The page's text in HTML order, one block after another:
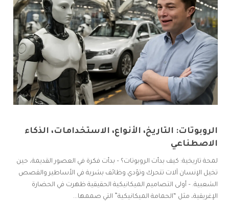
الروبوتات: التاريخ، الأنواع، الاستخدامات، الذكاء
الاصطناعي
لمحة تاريخية: كيف بدأت الروبوتات؟ – بدأت فكرة في العصور القديمة، حين
تخيل الإنسان آلات تتحرك وتؤدي وظائف بشرية في الأساطير والقصص
الشعبية. – أولى التصاميم الميكانيكية الحقيقية ظهرت في الحضارة
الإغريقية، مثل “الحمامة الميكانيكية” التي صممها...